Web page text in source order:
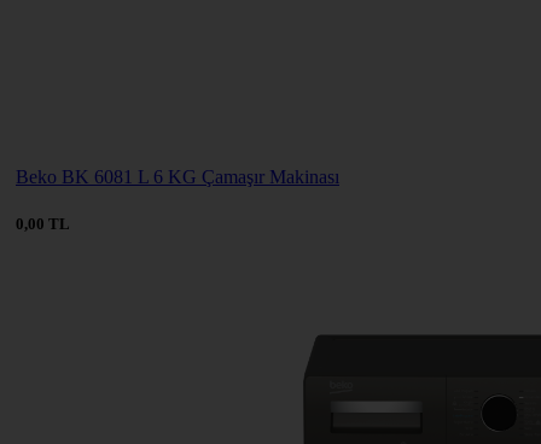
Beko BK 6081 L 6 KG Çamaşır Makinası
0,00 TL